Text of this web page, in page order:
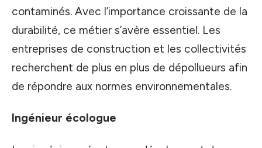
contaminés. Avec l’importance croissante de la
durabilité, ce métier s’avère essentiel. Les
entreprises de construction et les collectivités
recherchent de plus en plus de dépollueurs afin
de répondre aux normes environnementales.
Ingénieur écologue